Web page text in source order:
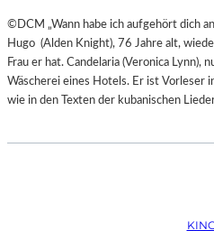
©DCM „Wann habe ich aufgehört dich
Hugo (Alden Knight), 76 Jahre alt,
Frau er hat. Candelaria (Veronica Lynn),
Wäscherei eines Hotels. Er ist Vorleser
wie in den Texten der kubanischen